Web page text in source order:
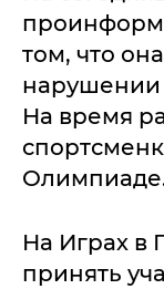
том, что
нарушении
На время
На Играх в
принять